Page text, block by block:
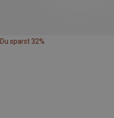
Du sparst 32%